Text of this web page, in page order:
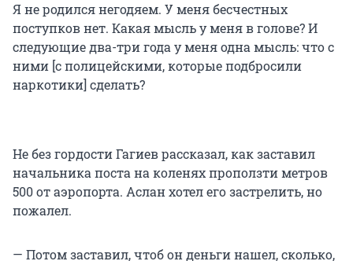
Я не родился негодяем. У меня бесчестных
поступков нет. Какая мысль у меня в голове? И
следующие два-три года у меня одна мысль: что с
ними [с полицейскими, которые подбросили
наркотики] сделать?
Не без гордости Гагиев рассказал, как заставил
начальника поста на коленях проползти метров
500 от аэропорта. Аслан хотел его застрелить, но
пожалел.
— Потом заставил, чтоб он деньги нашел, сколько,